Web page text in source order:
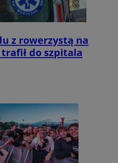
z rowerzystą na
do szpitala